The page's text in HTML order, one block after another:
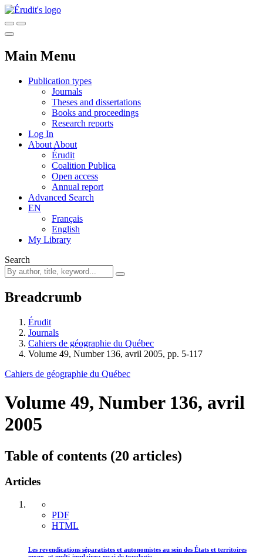
Main Menu
Publication types
Journals
Theses and dissertations
Books and proceedings
Research reports
Log In
About About
Érudit
Coalition Publica
Open access
Annual report
Advanced Search
EN
Français
English
My Library
Search
Breadcrumb
Érudit
Journals
Cahiers de géographie du Québec
Volume 49, Number 136, avril 2005, pp. 5-117
Cahiers de géographie du Québec
Volume 49, Number 136, avril
2005
Table of contents (20 articles)
Articles
PDF
HTML
Les revendications séparatistes et autonomistes au sein des États et territoires